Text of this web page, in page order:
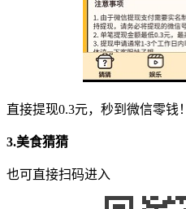
直接提现0.3元，秒到微信零钱！
3.美食猜猜
也可直接扫码进入